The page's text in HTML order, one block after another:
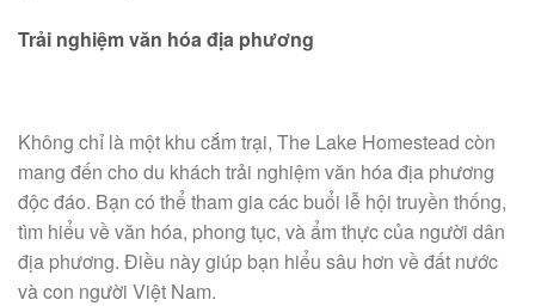
Trải nghiệm văn hóa địa phương
Không chỉ là một khu cắm trại, The Lake Homestead còn
mang đến cho du khách trải nghiệm văn hóa địa phương
độc đáo. Bạn có thể tham gia các buổi lễ hội truyền thống,
tìm hiểu về văn hóa, phong tục, và ẩm thực của người dân
địa phương. Điều này giúp bạn hiểu sâu hơn về đất nước
và con người Việt Nam.